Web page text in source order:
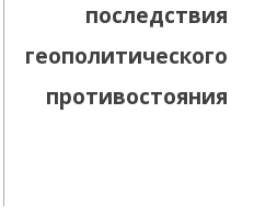
последствия
геополитического
противостояния